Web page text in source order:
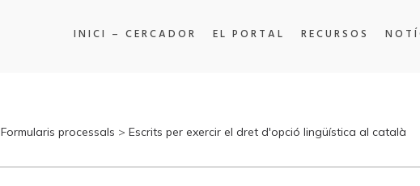
INICI – CERCADOR EL PORTAL RECURSOS
Formularis processals > Escrits per exercir el dret d'opció lingüística al català